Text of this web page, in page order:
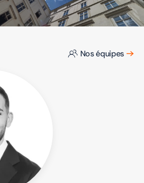
Nos équipes